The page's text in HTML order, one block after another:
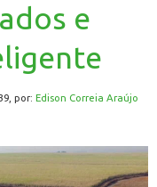
e
por: Edison Correia Araújo